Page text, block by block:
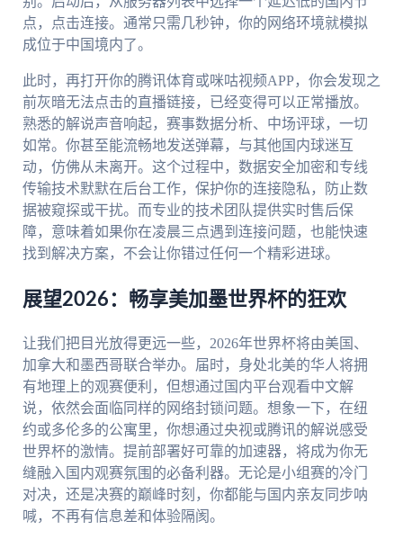
点，点击连接。通常只需几秒钟，你的网络环境就模拟
成位于中国境内了。
此时，再打开你的腾讯体育或咪咕视频APP，你会发现之
前灰暗无法点击的直播链接，已经变得可以正常播放。
熟悉的解说声音响起，赛事数据分析、中场评球，一切
如常。你甚至能流畅地发送弹幕，与其他国内球迷互
动，仿佛从未离开。这个过程中，数据安全加密和专线
传输技术默默在后台工作，保护你的连接隐私，防止数
据被窥探或干扰。而专业的技术团队提供实时售后保
障，意味着如果你在凌晨三点遇到连接问题，也能快速
找到解决方案，不会让你错过任何一个精彩进球。
展望2026：畅享美加墨世界杯的狂欢
让我们把目光放得更远一些，2026年世界杯将由美国、
加拿大和墨西哥联合举办。届时，身处北美的华人将拥
有地理上的观赛便利，但想通过国内平台观看中文解
说，依然会面临同样的网络封锁问题。想象一下，在纽
约或多伦多的公寓里，你想通过央视或腾讯的解说感受
世界杯的激情。提前部署好可靠的加速器，将成为你无
缝融入国内观赛氛围的必备利器。无论是小组赛的冷门
对决，还是决赛的巅峰时刻，你都能与国内亲友同步呐
喊，不再有信息差和体验隔阂。